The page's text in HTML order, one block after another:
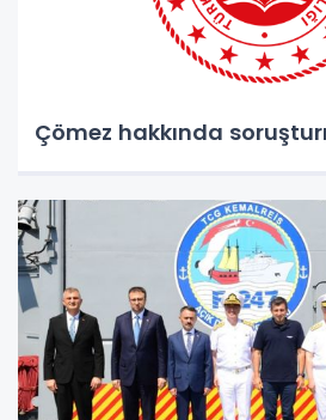
Çömez hakkında